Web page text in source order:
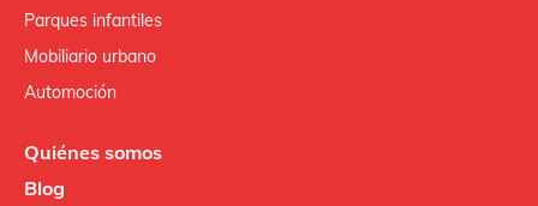
Parques infantiles
Mobiliario urbano
Automoción
Quiénes somos
Blog